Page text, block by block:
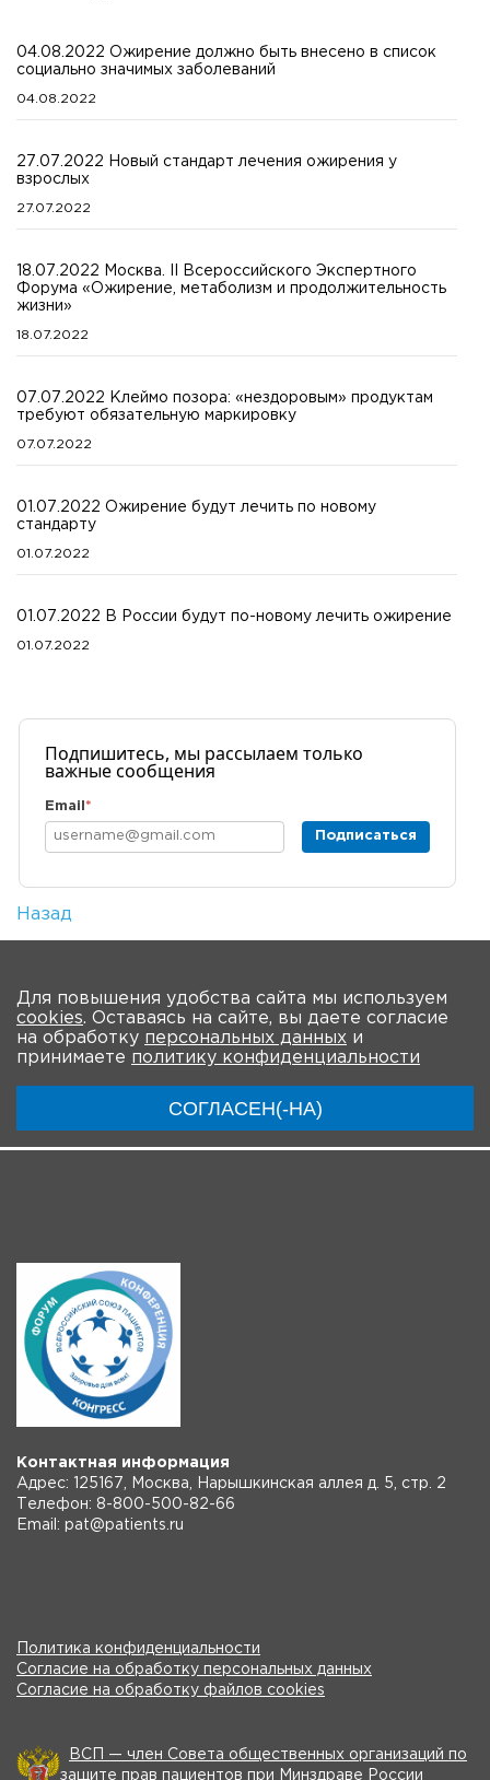
04.08.2022 Ожирение должно быть внесено в список
социально значимых заболеваний
04.08.2022
27.07.2022 Новый стандарт лечения ожирения у
взрослых
27.07.2022
18.07.2022 Москва. II Всероссийского Экспертного
Форума «Ожирение, метаболизм и продолжительность
жизни»
18.07.2022
07.07.2022 Клеймо позора: «нездоровым» продуктам
требуют обязательную маркировку
07.07.2022
01.07.2022 Ожирение будут лечить по новому
стандарту
01.07.2022
01.07.2022 В России будут по-новому лечить ожирение
01.07.2022
Подпишитесь, мы рассылаем только
важные сообщения
Email *
Подписаться
Назад
Для повышения удобства сайта мы используем
cookies. Оставаясь на сайте, вы даете согласие
на обработку персональных данных и
принимаете политику конфиденциальности
СОГЛАСЕН(-НА)
О Форуме Участники Программа
Трансляции
Контактная информация
Адрес: 125167, Москва, Нарышкинская аллея д. 5, стр. 2
Телефон: 8-800-500-82-66
Email: pat@patients.ru
Политика конфиденциальности
Согласие на обработку персональных данных
Согласие на обработку файлов cookies
ВСП — член Совета общественных организаций по
защите прав пациентов при Минздраве России